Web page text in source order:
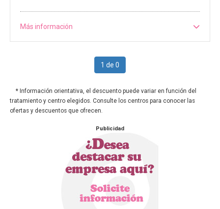
Más información
1 de 0
* Información orientativa, el descuento puede variar en función del
tratamiento y centro elegidos. Consulte los centros para conocer las
ofertas y descuentos que ofrecen.
Publicidad